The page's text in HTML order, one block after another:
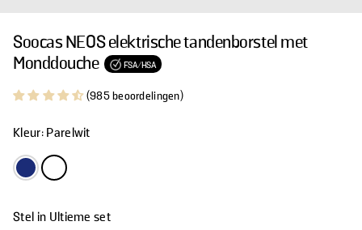
Soocas NEOS elektrische tandenborstel met
Monddouche
FSA/HSA
(985 beoordelingen)
Kleur: Parelwit
Stel in Ultieme set